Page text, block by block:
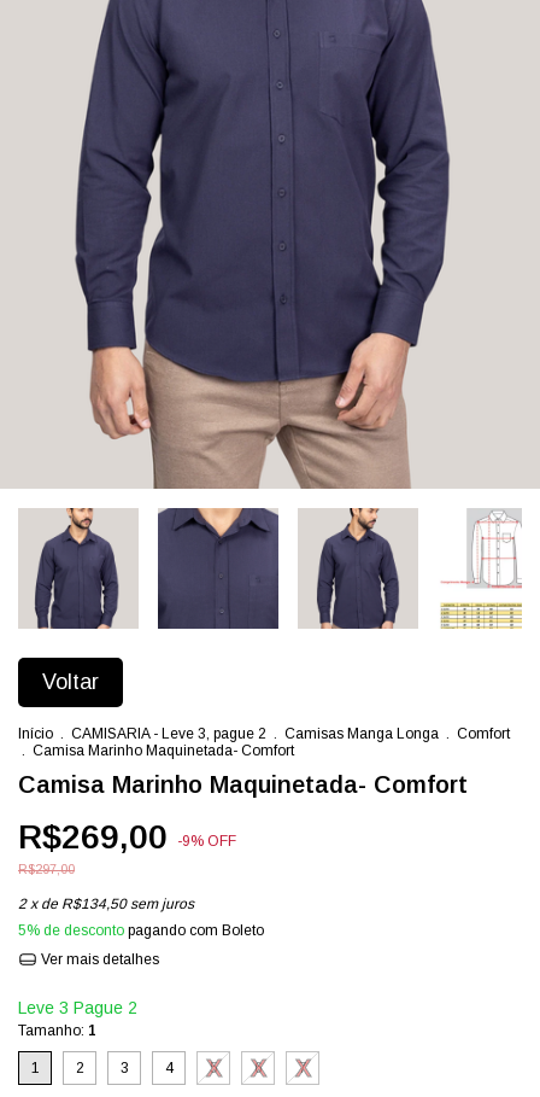
Voltar
Início . CAMISARIA - Leve 3, pague 2 . Camisas Manga Longa . Comfort
. Camisa Marinho Maquinetada- Comfort
Camisa Marinho Maquinetada- Comfort
R$269,00 -9% OFF
R$297,00
2 x de R$134,50 sem juros
5% de desconto pagando com Boleto
Ver mais detalhes
Leve 3 Pague 2
Tamanho: 1
1 2 3 4 5 6 7